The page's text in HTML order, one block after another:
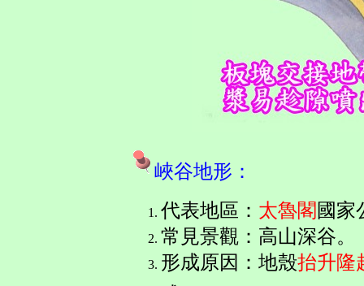
峽谷地形：
代表地區 ： 太魯閣 國家
常見景觀：高山深谷。
形成原因： 地殼抬升隆